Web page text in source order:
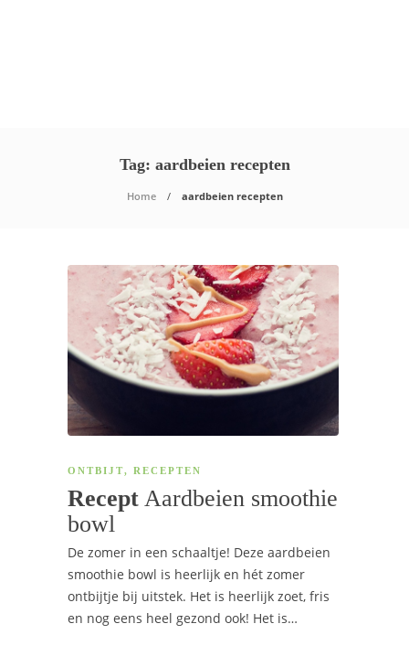
Tag: aardbeien recepten
Home aardbeien recepten
ONTBIJT, RECEPTEN
Recept Aardbeien smoothie
bowl
De zomer in een schaaltje! Deze aardbeien
smoothie bowl is heerlijk en hét zomer
ontbijtje bij uitstek. Het is heerlijk zoet, fris
en nog eens heel gezond ook! Het is…